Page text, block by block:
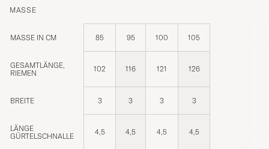
MASSE
MASSE IN CM 85 95 100 105
GESAMTLÄNGE,
RIEMEN
102 116 121 126
BREITE 3 3 3 3
LÄNGE
GÜRTELSCHNALLE
4,5 4,5 4,5 4,5